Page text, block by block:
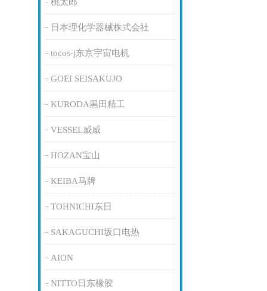
日本理化学器械株式会社
tocos-j东京宇宙电机
GOEI SEISAKUJO
KURODA黑田精工
VESSEL威威
HOZAN宝山
KEIBA马牌
TOHNICHI东日
SAKAGUCHI坂口电热
AION
NITTO日东橡胶